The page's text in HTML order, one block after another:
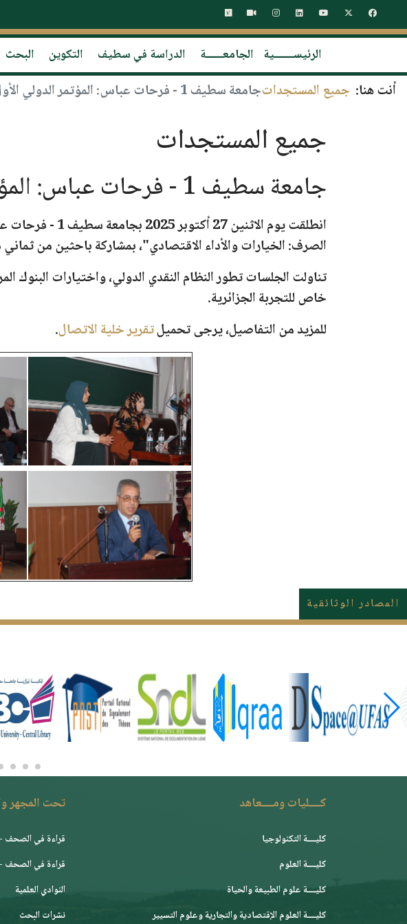
الرئيســـــــية الجامعــــــة الدراسة في سطيف التكوين البحث
أنت هنا: جميع المستجداتجامعة سطيف 1 - فرحات عباس: المؤتمر الدولي الأول حول إدارة أنظمة سعر الصرف
جميع المستجدات
جامعة سطيف 1 - فرحات عباس: المؤتمر الدولي الأول حول إدارة أنظمة سعر الصرف
انطلقت يومالاثنين 27 أكتوبر 2025 ب جامعة سطيف 1 - فرحات عباس
الصرف: الخيارات والأداء الاقتصادي"، بمشاركة باحثين من
تناولت الجلسات تطور النظام النقدي الدولي، واختيارات البنوك
خاص للتجربة الجزائرية.
للمزيد من التفاصيل، يرجى تحميلتقرير خلية الاتصال.
المصادر الوثائقية
كــــليات ومــــعاهد
كليــــة التكنولوجيا
كليــــة العلوم
كليــــة علوم الطبيعة والحياة
كليــــة العلوم الإقتصادية والتجارية وعلوم التسيير
تحت المجهر
قراءة في الصحف
قراءة في الصحف -
النوادي العلمية
نشرات البحث